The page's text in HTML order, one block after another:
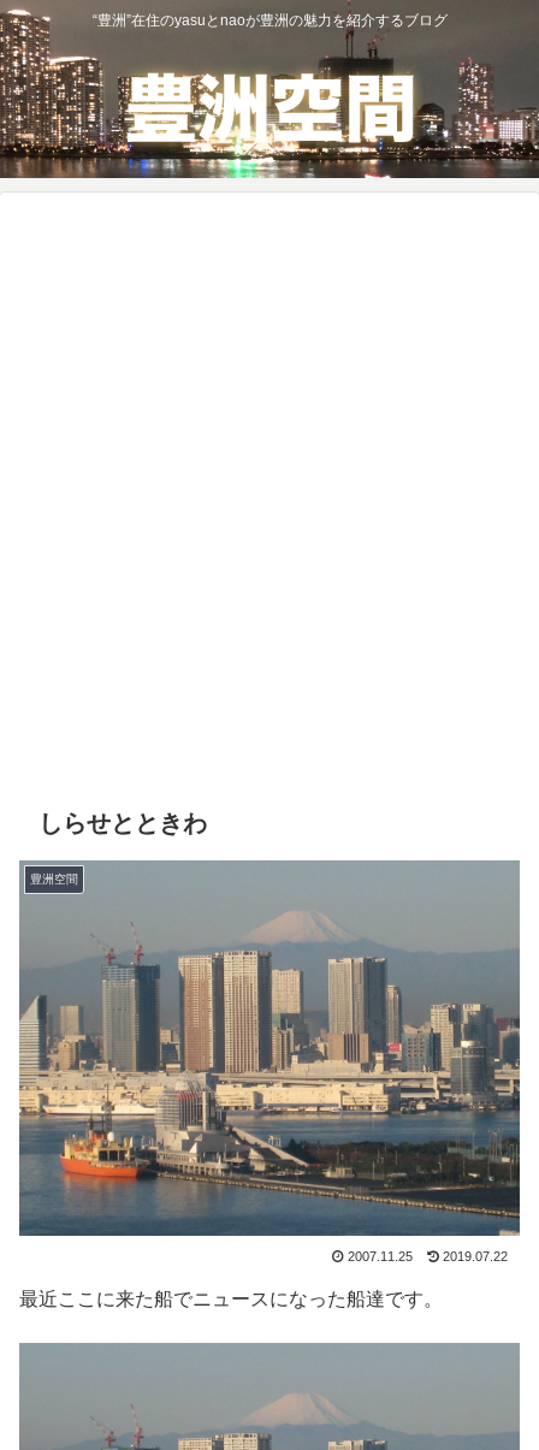
“豊洲”在住のyasuとnaoが豊洲の魅力を紹介するブログ
しらせとときわ
豊洲空間
2007.11.25 2019.07.22
最近ここに来た船でニュースになった船達です。